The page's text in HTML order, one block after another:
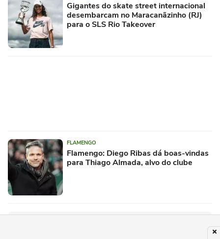
Gigantes do skate street internacional
desembarcam no Maracanãzinho (RJ)
para o SLS Rio Takeover
FLAMENGO
Flamengo: Diego Ribas dá boas-vindas
para Thiago Almada, alvo do clube